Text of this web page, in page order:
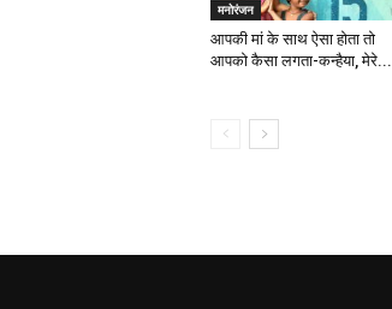
मनोरंजन
आपकी मां के साथ ऐसा होता तो
आपको कैसा लगता-कन्हैया, मेरे...